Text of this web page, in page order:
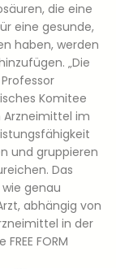
die eine
eine gesunde,
haben, werden
„Die
Komitee
Arzneimittel im
und gruppieren
Das
genau
abhängig von
in der
FORM